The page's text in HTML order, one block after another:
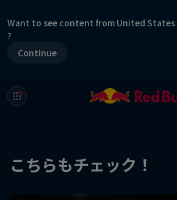
Want to see content from United States
?
Continue
こちらもチェック！